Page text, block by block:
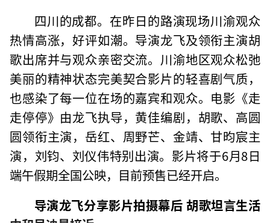
四川的成都。在昨日的路演现场川渝观众
热情高涨，好评如潮。导演龙飞及领衔主演胡
歌出席并与观众亲密交流。川渝地区观众松弛
美丽的精神状态完美契合影片的轻喜剧气质，
也感染了每一位在场的嘉宾和观众。电影《走
走停停》由龙飞执导，黄佳编剧，胡歌、高圆
圆领衔主演，岳红、周野芒、金靖、甘昀宸主
演，刘钧、刘仪伟特别出演。影片将于6月8日
端午假期全国公映，目前预售已经开启。
导演龙飞分享影片拍摄幕后 胡歌坦言生活